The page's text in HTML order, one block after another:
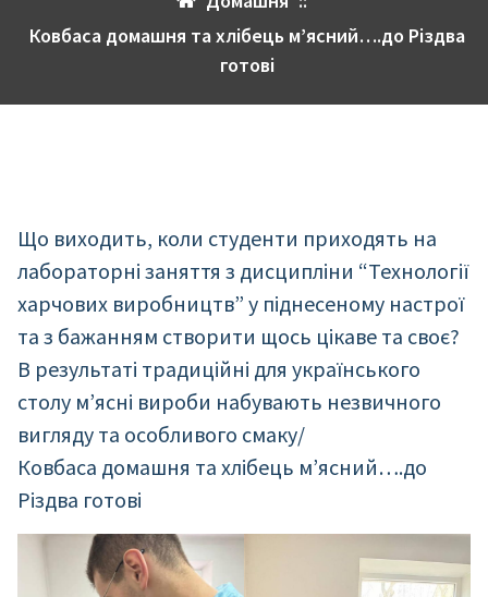
Ковбаса домашня та хлібець м’ясний….до Різдва
готові
Що виходить, коли студенти приходять на
лабораторні заняття з дисципліни “Технології
харчових виробництв” у піднесеному настрої
та з бажанням створити щось цікаве та своє?
В результаті традиційні для українського
столу м’ясні вироби набувають незвичного
вигляду та особливого смаку/
Ковбаса домашня та хлібець м’ясний….до
Різдва готові